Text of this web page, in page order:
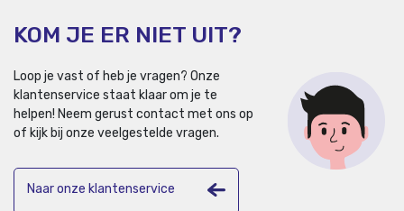
KOM JE ER NIET UIT?
Loop je vast of heb je vragen? Onze
klantenservice staat klaar om je te
helpen! Neem gerust contact met ons op
of kijk bij onze veelgestelde vragen.
Naar onze klantenservice